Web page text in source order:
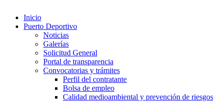
Inicio
Puerto Deportivo
Noticias
Galerías
Solicitud General
Portal de transparencia
Convocatorias y trámites
Perfil del contratante
Bolsa de empleo
Calidad medioambiental y prevención de riesgos